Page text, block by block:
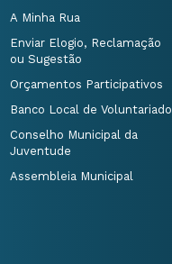
A Minha Rua
Enviar Elogio, Reclamação
ou Sugestão
Orçamentos Participativos
Banco Local de Voluntariado
Conselho Municipal da
Juventude
Assembleia Municipal